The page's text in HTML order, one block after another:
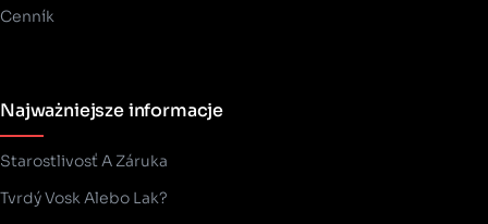
Cenník
Najważniejsze informacje
Starostlivosť A Záruka
Tvrdý Vosk Alebo Lak?